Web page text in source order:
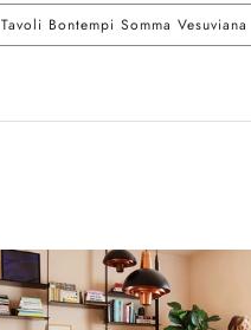
Tavoli Bontempi Somma Vesuviana